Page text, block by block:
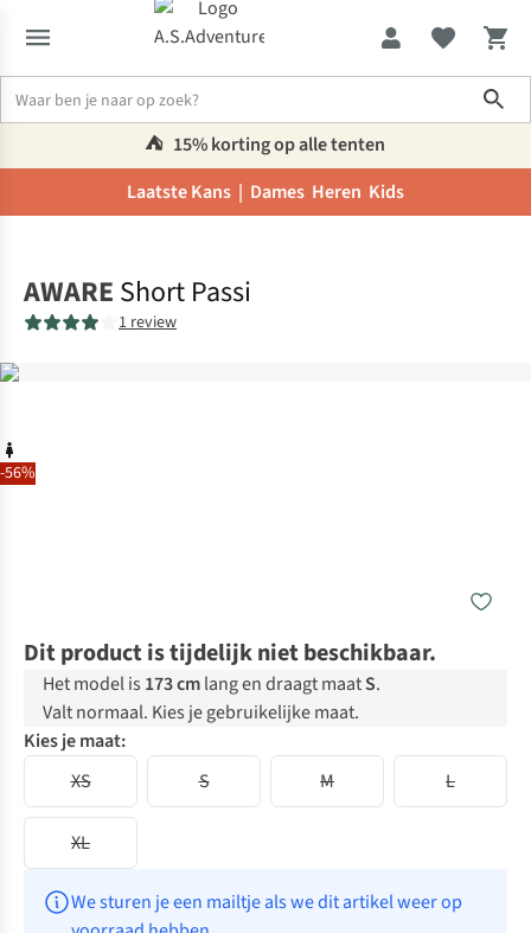
⛺️ 15% korting op alle tenten
Laatste Kans | Dames Heren Kids
-56%
AWARE Short Passi
1 review
Dit product is tijdelijk niet beschikbaar.
Het model is 173 cmlang en draagt maatS.
Valt normaal. Kies je gebruikelijke maat.
Kies je maat:
XS
S M L
XL
We sturen je een mailtje als we dit artikel weer op